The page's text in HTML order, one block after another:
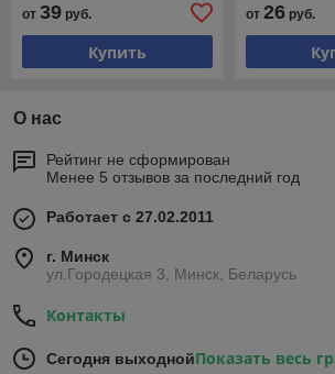
от 39 руб.
Купить
от 26руб.
О нас
Рейтинг не сформирован
Менее 5 отзывов за последний год
Работает с 27.02.2011
г. Минск
ул.Городецкая 3, Минск, Беларусь
Контакты
Сегодня выходнойПоказать весь